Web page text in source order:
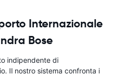
Internazionale
Bose
indipendente di
Il nostro sistema confronta i